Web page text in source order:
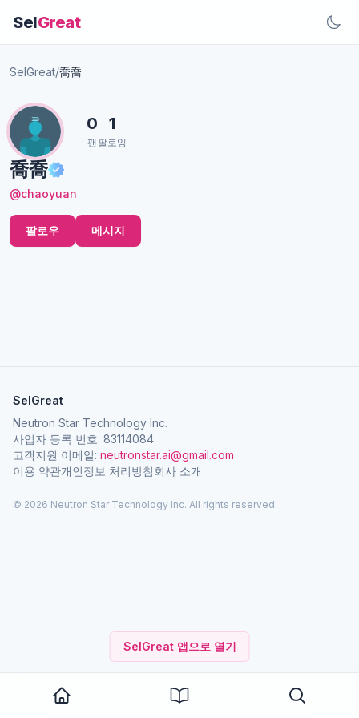
SelGreat
SelGreat 앱으로 열기
SelGreat/喬喬
喬喬
@chaoyuan
0
팬
1
팔로잉
팔로우 메시지
SelGreat
Neutron Star Technology Inc.
사업자 등록 번호: 83114084
고객지원 이메일: neutronstar.ai@gmail.com
이용 약관개인정보 처리방침회사 소개
© 2026 Neutron Star Technology Inc. All rights reserved.